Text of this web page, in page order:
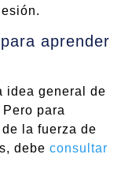
aprender
idea general de
para
la fuerza de
debe consultar